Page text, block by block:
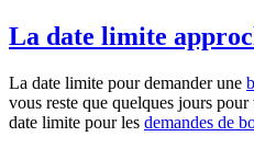
La date limite
La date limite pour demanderune
vous reste que quelques jours pour
date limite pour les demandes de